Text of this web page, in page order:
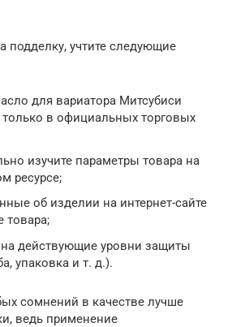
подделку, учтите следующие
для вариатора Митсубиси
только в официальных торговых
изучите параметры товара на
ресурсе;
об изделии на интернет-сайте
товара;
действующие уровни защиты
упаковка и т. д.).
сомнений в качестве лучше
ведь применение